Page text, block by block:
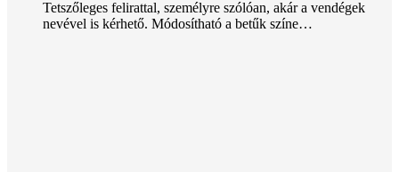
Tetszőleges felirattal, személyre szólóan, akár a vendégek
nevével is kérhető. Módosítható a betűk színe…